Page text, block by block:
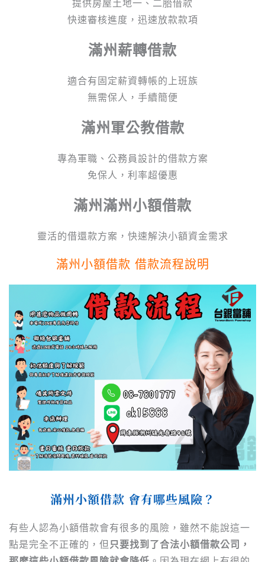
提供房屋土地一、二胎借款
快速審核進度，迅速放款款項
滿州 薪轉借款
適合有固定薪資轉帳的上班族
無需保人，手續簡便
滿州軍公教借款
專為軍職、公務員設計的借款方案
免保人，利率超優惠
滿州滿州小額借款
靈活的借還款方案，快速解決小額資金需求
滿州小額借款 借款流程說明
滿州小額借款 會有哪些風險？
有些人認為小額借款會有很多的風險，雖然不能說這一
點是完全不正確的，但 只要找到了合法小額借款公司，